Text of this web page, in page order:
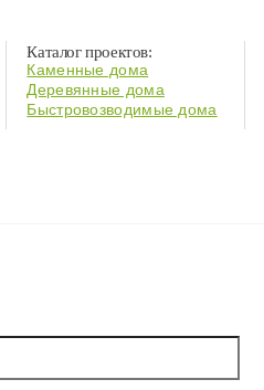
Каталог проектов:
Каменные дома
Деревянные дома
Быстровозводимые дома